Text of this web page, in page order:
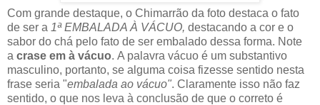
Com grande destaque, o Chimarrão da foto destaca o fato
de ser a 1ª EMBALADA À VÁCUO, destacando a cor e o
sabor do chá pelo fato de ser embalado dessa forma. Note
a crase em à vácuo. A palavra vácuo é um substantivo
masculino, portanto, se alguma coisa fizesse sentido nesta
frase seria "embalada ao vácuo". Claramente isso não faz
sentido, o que nos leva à conclusão de que o correto é